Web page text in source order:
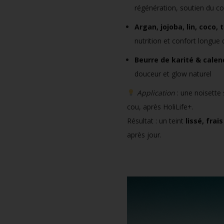
régénération, soutien du
Argan, jojoba, lin, coco,
nutrition et confort longue
Beurre de karité &
douceur et glow naturel
Application: une noisette
cou, après HoliLife+.
Résultat : un teint lissé,
après jour.